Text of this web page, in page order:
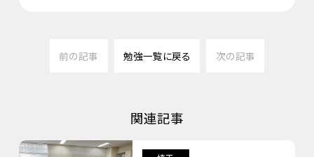
前の記事 勉強一覧に戻る 次の記事
関連記事